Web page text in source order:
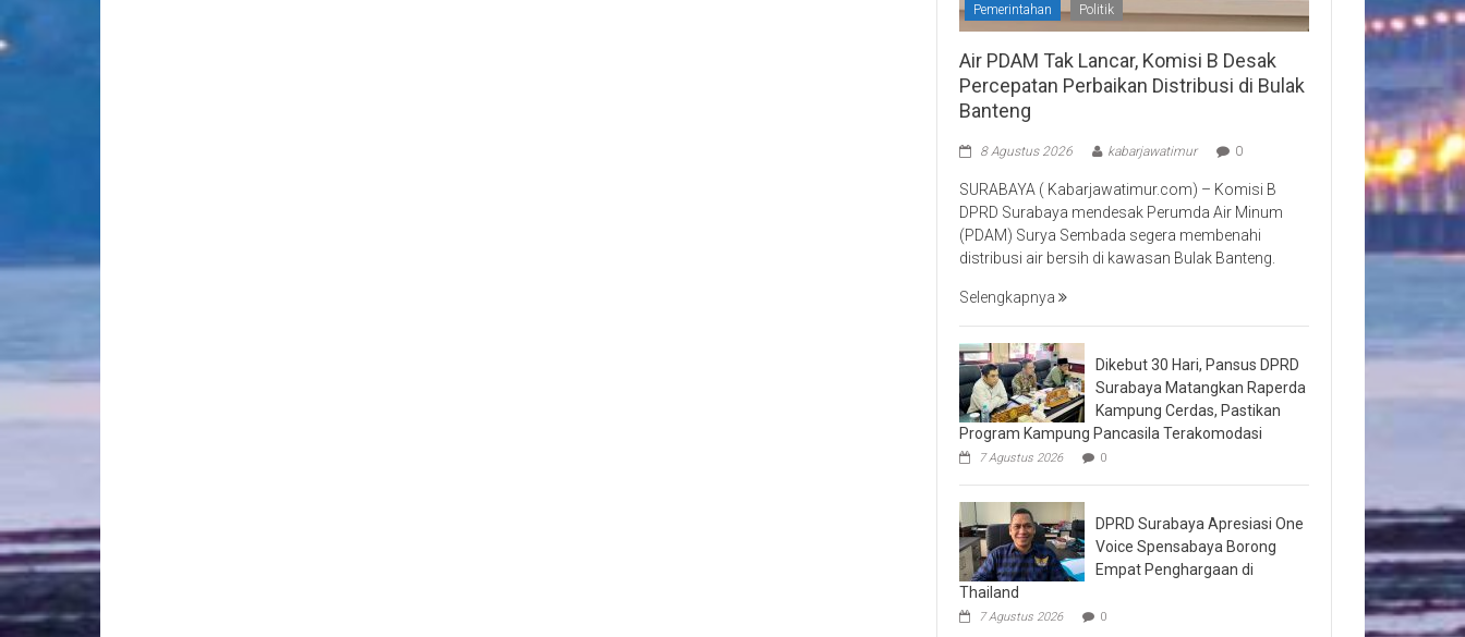
Pemerintahan Politik
Air PDAM Tak Lancar, Komisi B Desak
Percepatan Perbaikan Distribusi di Bulak
Banteng
8 Agustus 2026 kabarjawatimur 0
SURABAYA ( Kabarjawatimur.com) – Komisi B
DPRD Surabaya mendesak Perumda Air Minum
(PDAM) Surya Sembada segera membenahi
distribusi air bersih di kawasan Bulak Banteng.
Selengkapnya
Dikebut 30 Hari, Pansus DPRD
Surabaya Matangkan Raperda
Kampung Cerdas, Pastikan
Program Kampung Pancasila Terakomodasi
7 Agustus 2026 0
DPRD Surabaya Apresiasi One
Voice Spensabaya Borong
Empat Penghargaan di
Thailand
7 Agustus 2026 0